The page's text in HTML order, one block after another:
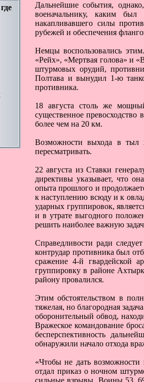
Дальнейшие события,
военачальнику, каким
накапливавшего силы
рубежей и обеспечения
Немцы воспользовались
«Рейх», «Мертвая голова» и
штурмовых орудий,
Полтава и вынудил 1-ю
противника.
18 августа столь же
существенное
более чем на 20 км.
Возможности выхода в тыл
пересматривать.
22 августа из Ставки
директивы указывает, что
опыта прошлого и
к наступлению всюду и к
ударных группировок,
и в утрате выгодного
решить наиболее важную
Справедливости ради
контрудар противника был
сражение 4-й гвардейской
группировку в районе
району провалился.
Этим обстоятельством в
тяжелая, но благородная
оборонительный обвод,
Вражеское командование
бесперспективность
обнаружили начало отхода
«Чтобы не дать
отдал приказ о ночном
сильные взрывы. Воины 53,